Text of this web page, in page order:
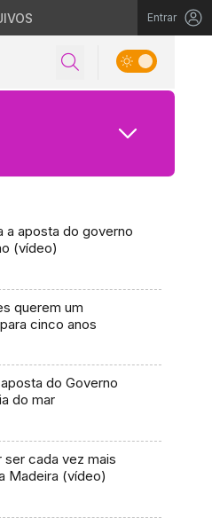
Entrar
a aposta do governo
(vídeo)
querem um
cinco anos
do Governo
do mar
ser cada vez mais
Madeira (vídeo)